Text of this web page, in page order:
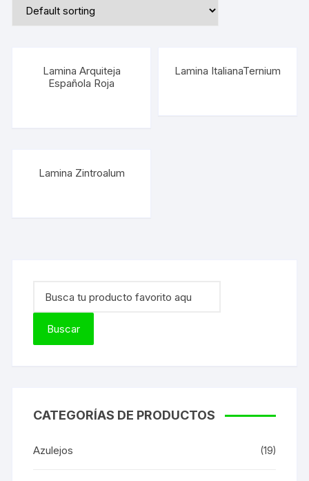
Lamina Arquiteja
Española Roja
Lamina ItalianaTernium
Lamina Zintroalum
CATEGORÍAS DE PRODUCTOS
Azulejos (19)